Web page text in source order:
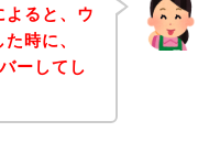
よると、ウ
時に、
ーしてし